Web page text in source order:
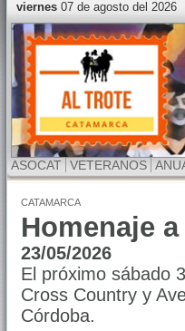
viernes07 de agosto del 2026
ASOCAT VETERANOS
CATAMARCA
Homenaje
23/05/2026
El próximo sábado
Cross Country y
Córdoba.